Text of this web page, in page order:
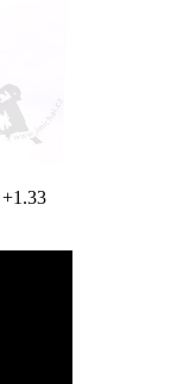
+1.33